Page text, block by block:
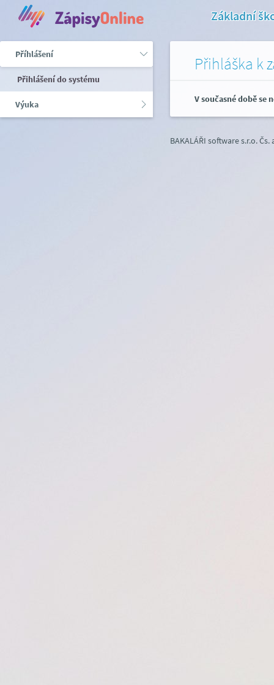
Základní
Příhlášení
Přihlášení do systému
Výuka
Přihláška k
V současné době se
BAKALÁŘI software s.r.o.Čs.